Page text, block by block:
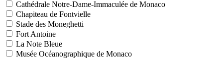
Cathédrale Notre-Dame-Immaculée de Monaco
Chapiteau de Fontvielle
Stade des Moneghetti
Fort Antoine
La Note Bleue
Musée Océanographique de Monaco